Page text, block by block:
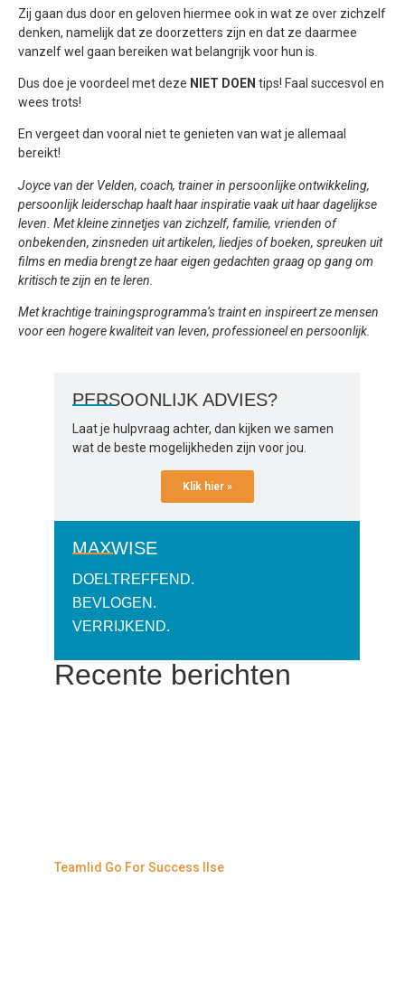
Zij gaan dus door en geloven hiermee ook in wat ze over zichzelf
denken, namelijk dat ze doorzetters zijn en dat ze daarmee
vanzelf wel gaan bereiken wat belangrijk voor hun is.
Dus doe je voordeel met deze NIET DOEN tips! Faal succesvol en
wees trots!
En vergeet dan vooral niet te genieten van wat je allemaal
bereikt!
Joyce van der Velden, coach, trainer in persoonlijke ontwikkeling,
persoonlijk leiderschap haalt haar inspiratie vaak uit haar dagelijkse
leven. Met kleine zinnetjes van zichzelf, familie, vrienden of
onbekenden, zinsneden uit artikelen, liedjes of boeken, spreuken uit
films en media brengt ze haar eigen gedachten graag op gang om
kritisch te zijn en te leren.
Met krachtige trainingsprogramma’s traint en inspireert ze mensen
voor een hogere kwaliteit van leven, professioneel en persoonlijk.
PERSOONLIJK ADVIES?
Laat je hulpvraag achter, dan kijken we samen
wat de beste mogelijkheden zijn voor jou.
Klik hier »
MAXWISE
DOELTREFFEND.
BEVLOGEN.
VERRIJKEND.
Recente berichten
Teamlid Go For Success Ilse